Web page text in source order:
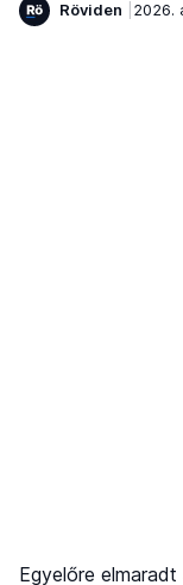
Röviden
2026.
Egyelőre